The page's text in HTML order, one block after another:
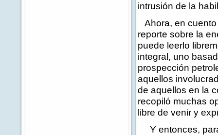
intrusión de la
Ahora, en
reporte sobre la
puede leerlo
integral, uno
prospección
aquellos
de aquellos en la
recopiló muchas
libre de venir y
Y entonces,